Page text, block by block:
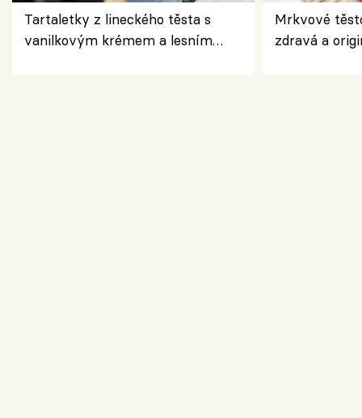
Tartaletky z lineckého těsta s
vanilkovým krémem a lesním
Mrkvové
zdravá a